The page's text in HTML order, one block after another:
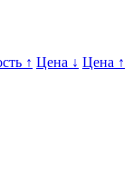
↑ Цена ↓ Цена ↑